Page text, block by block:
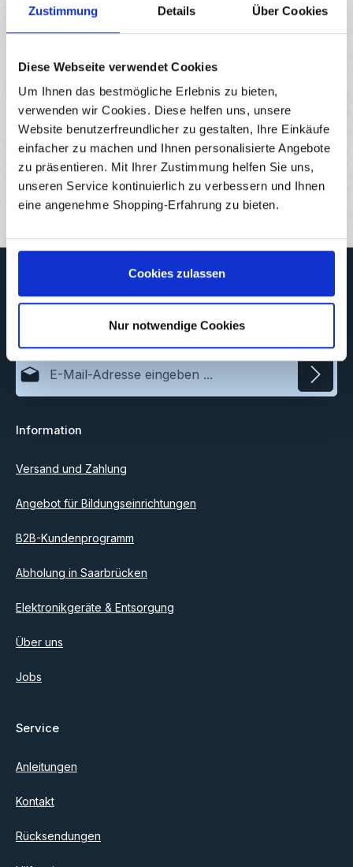
Zustimmung Details Über Cookies
Diese Webseite verwendet Cookies
Um Ihnen das bestmögliche Erlebnis zu bieten,
verwenden wir Cookies. Diese helfen uns, unsere
Website benutzerfreundlicher zu gestalten, Ihre Einkäufe
einfacher zu machen und Ihnen personalisierte Angebote
zu präsentieren. Mit Ihrer Zustimmung helfen Sie uns,
unseren Service kontinuierlich zu verbessern und Ihnen
eine angenehme Shopping-Erfahrung zu bieten.
Cookies zulassen
Nur notwendige Cookies
Mini LED Lichterkette warmweiß 1m batteriebetrieben Die
zauberhafte Mini LED Lichterkette bringt eine warme und
gemütliche…Mehr
Eigenschaften
Downloads
Bewertungen
Abonnieren Sie jetzt unseren regelmäßig erscheinenden
informiert zu werden.
E-Mail-Adresse*
Ich habe dieDatenschutzbestimmungen
einverstanden.
Information
Versand und Zahlung
Angebot für Bildungseinrichtungen
B2B-Kundenprogramm
Abholung in Saarbrücken
Elektronikgeräte & Entsorgung
Über uns
Jobs
Service
Anleitungen
Kontakt
Rücksendungen